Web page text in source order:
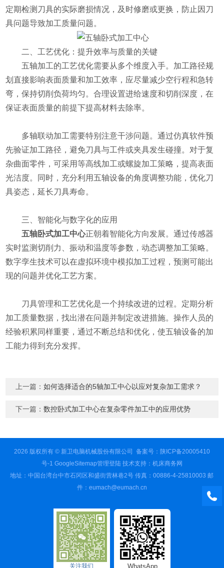
定期检测刀具的实际磨损情况，及时修磨或更换，防止因刀
具问题导致加工质量问题。
​​二、工艺优化：提升效率与质量的关键​​
五轴加工的工艺优化需要从多个维度入手。加工路径规
划直接影响表面质量和加工效率，应尽量减少空行程和急转
弯，保持切削负荷均匀。合理设置进给速度和切削深度，在
保证表面质量的前提下提高材料去除率。
多轴联动加工需要特别注意干涉问题。通过仿真软件预
先验证加工路径，避免刀具与工件或夹具发生碰撞。对于复
杂曲面零件，可采用等高线加工或螺旋加工策略，提高表面
光洁度。同时，充分利用五轴设备的角度调整功能，优化刀
具姿态，延长刀具寿命。
​​三、智能化与数字化的应用​​
五轴卧式加工中心正朝着智能化方向发展。通过传感器
实时监测切削力、振动和温度等参数，动态调整加工策略。
数字孪生技术可以在虚拟环境中模拟加工过程，预测可能出
现的问题并优化工艺方案。
刀具管理和工艺优化是一个持续改进的过程。定期分析
加工质量数据，找出潜在问题并制定改进措施。操作人员的
经验积累同样重要，通过不断总结和优化，使五轴设备的加
工能力得到充分发挥。
上一篇：如何选择适合的5轴加工中心以应对复杂加工需求？
下一篇：数控卧式加工中心在复杂零件加工中的应用优势
2026 版权所有 © 新卫电脑机械股份有限公司 备案号： 陕ICP备20005410
号-1 GoogleSitemap管理登陆技术支持： 机床商务网
地址：中国台湾台中市石冈区和盛街营林巷2号 传真：00886-4-25810003 邮
件：eumach@eumach.cn
关注我们 WhatsApp